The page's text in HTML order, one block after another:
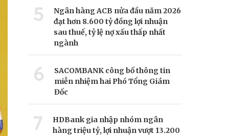
5
Ngân hàng ACB nửa đầu năm 2026
đạt hơn 8.600 tỷ đồng lợi nhuận
sau thuế, tỷ lệ nợ xấu thấp nhất
ngành
6
SACOMBANK công bố thông tin
miễn nhiệm hai Phó Tổng Giám
Đốc
7
HDBank gia nhập nhóm ngân
hàng triệu tỷ, lợi nhuận vượt 13.200